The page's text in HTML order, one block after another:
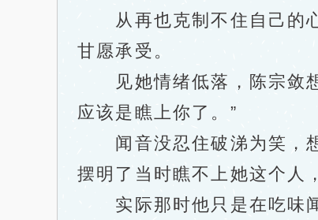
从再也克制不住自己的心
甘愿承受。
见她情绪低落，陈宗敛想
应该是瞧上你了。”
闻音没忍住破涕为笑，想
摆明了当时瞧不上她这个人
实际那时他只是在吃味闻